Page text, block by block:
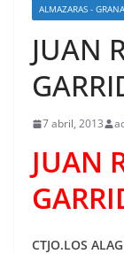
ALMAZARAS -
JUAN
7 abril, 2013
JUAN
CTJO.LOS